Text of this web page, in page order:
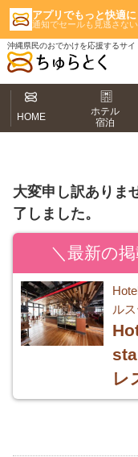
アプリでもっと快適に
通知でセールも見逃さない
沖縄県民のおでかけを応援するサイ
HOME
ホテル
宿泊
大変申し訳ありま
了しました。
＼最新の
ル
レ